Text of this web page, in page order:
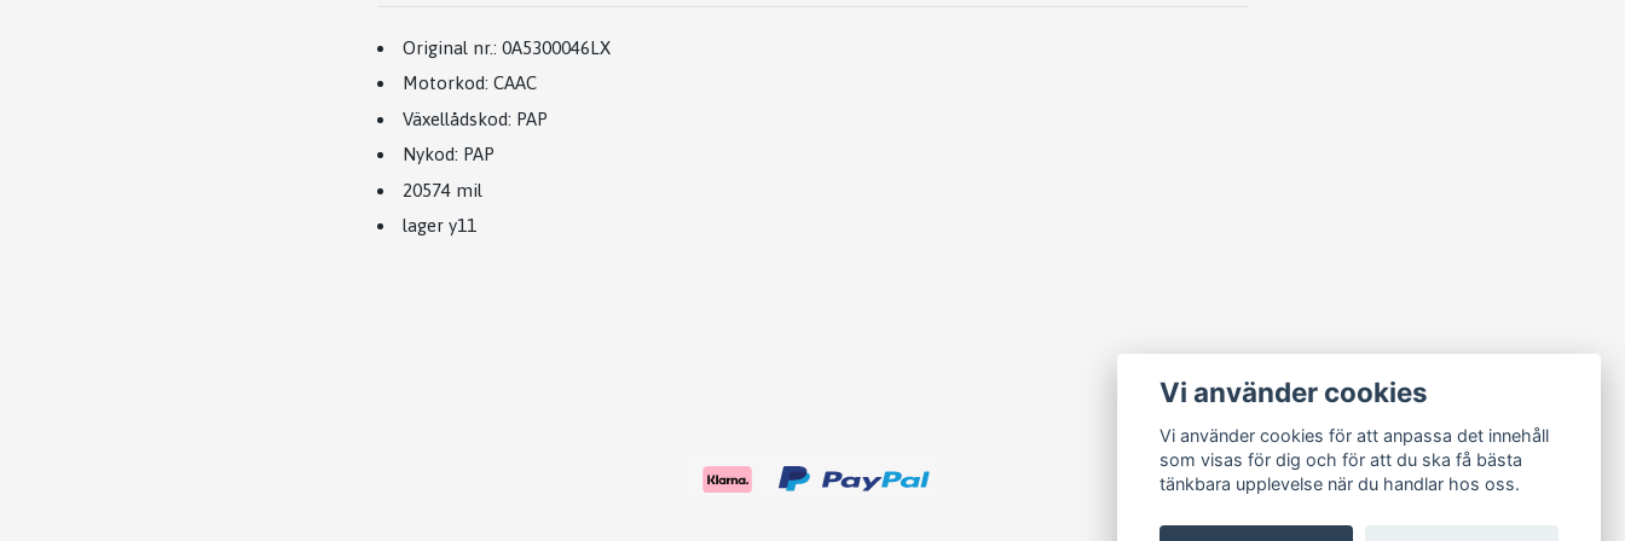
Original nr.: 0A5300046LX
Motorkod: CAAC
Växellådskod: PAP
Nykod: PAP
20574 mil
lager y11
Vi använder cookies
Vi använder cookies för att anpassa det innehåll
som visas för dig och för att du ska få bästa
tänkbara upplevelse när du handlar hos oss.